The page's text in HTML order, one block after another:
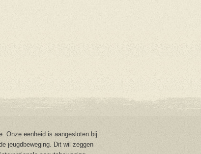
Onze eenheid is aangesloten bij
jeugdbeweging. Dit wil zeggen